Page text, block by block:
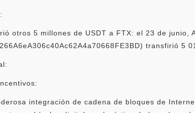
otros 5 millones de USDT a FTX: el 23 de
transfirió
integración de cadena de bloques de